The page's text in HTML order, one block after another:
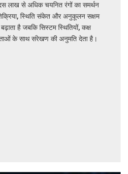
लाख से अधिक चयनित रंगों का समर्थन
स्थिति संकेत और अनुकूलन सक्षम
है जबकि सिस्टम स्थितियों, कक्ष
के साथ संरेखण की अनुमति देता है।